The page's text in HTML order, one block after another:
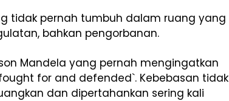
tidak pernah tumbuh dalam ruang yang
bahkan pengorbanan.
Mandela yang pernah mengingatkan
for and defended`. Kebebasan tidak
dan dipertahankan sering kali